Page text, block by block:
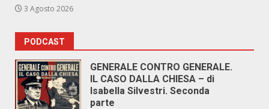
3 Agosto 2026
PODCAST
GENERALE CONTRO GENERALE.
IL CASO DALLA CHIESA – di
Isabella Silvestri. Seconda
parte